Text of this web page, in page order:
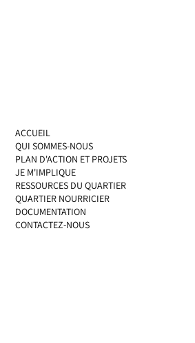
ACCUEIL
QUI SOMMES-NOUS
PLAN D'ACTION ET PROJETS
JE M'IMPLIQUE
RESSOURCES DU QUARTIER
QUARTIER NOURRICIER
DOCUMENTATION
CONTACTEZ-NOUS